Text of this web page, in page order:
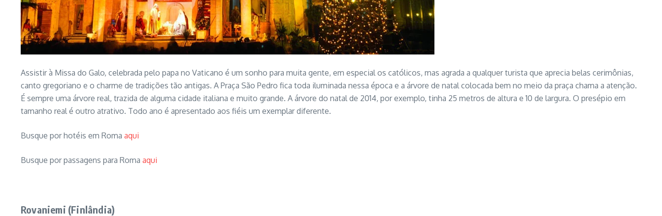
Assistir à Missa do Galo, celebrada pelo papa no Vaticano é um sonho para muita gente, em especial os católicos, mas agrada a qualquer turista que aprecia belas cerimônias,
canto gregoriano e o charme de tradições tão antigas. A Praça São Pedro fica toda iluminada nessa época e a árvore de natal colocada bem no meio da praça chama a atenção.
É sempre uma árvore real, trazida de alguma cidade italiana e muito grande. A árvore do natal de 2014, por exemplo, tinha 25 metros de altura e 10 de largura. O presépio em
tamanho real é outro atrativo. Todo ano é apresentado aos fiéis um exemplar diferente.
Busque por hotéis em Roma aqui
Busque por passagens para Roma aqui
Rovaniemi (Finlândia)